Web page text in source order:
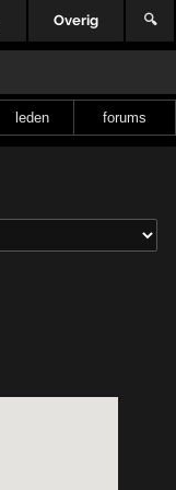
Overig 🔍
leden forums